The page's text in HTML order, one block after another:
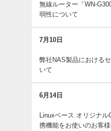
無線ルーター「WN-
弱性について
7月10日
弊社NAS製品における
いて
6月14日
Linuxベース オリジナ
携機能をお使いのお客